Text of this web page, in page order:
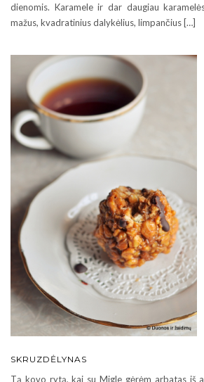
dienomis. Karamele ir dar daugiau
mažus, kvadratinius dalykėlius, limpančius […]
SKRUZDĖLYNAS
Tą kovo rytą, kai su Migle gėrėm arbatas iš